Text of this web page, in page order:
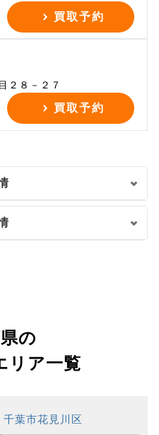
買取予約
２８－２７
買取予約
の
リア一覧
千葉市花見川区